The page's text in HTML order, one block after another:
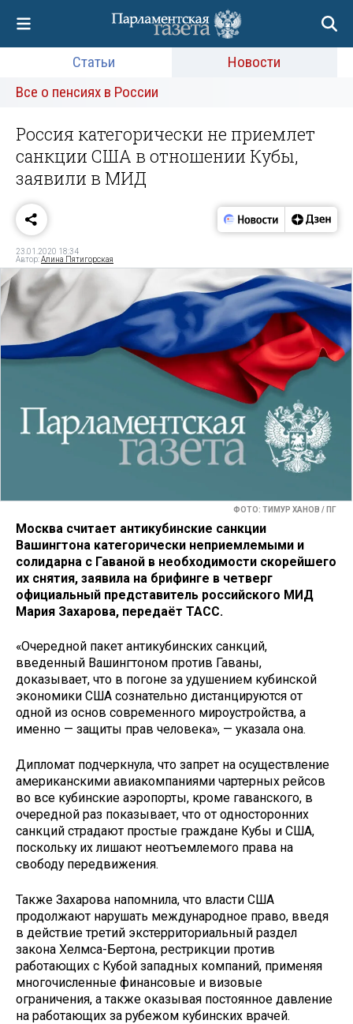
Статьи
Новости
Все о пенсиях в России
Россия категорически не приемлет
санкции США в отношении Кубы,
заявили в МИД
23.01.2020 18:34
Автор:Алина Пятигорская
ФОТО: ТИМУР ХАНОВ / ПГ
Москва считает антикубинские санкции
Вашингтона категорически неприемлемыми и
солидарна с Гаваной в необходимости скорейшего
их снятия, заявила на брифинге в четверг
официальный представитель российского МИД
Мария Захарова, передаёт ТАСС.
«Очередной пакет антикубинских санкций,
введенный Вашингтоном против Гаваны,
доказывает, что в погоне за удушением кубинской
экономики США сознательно дистанцируются от
одной из основ современного мироустройства, а
именно — защиты прав человека», — указала она.
Дипломат подчеркнула, что запрет на осуществление
американскими авиакомпаниями чартерных рейсов
во все кубинские аэропорты, кроме гаванского, в
очередной раз показывает, что от односторонних
санкций страдают простые граждане Кубы и США,
поскольку их лишают неотъемлемого права на
свободу передвижения.
Также Захарова напомнила, что власти США
продолжают нарушать международное право, введя
в действие третий экстерриториальный раздел
закона Хелмса-Бертона, рестрикции против
работающих с Кубой западных компаний, применяя
многочисленные финансовые и визовые
ограничения, а также оказывая постоянное давление
на работающих за рубежом кубинских врачей.